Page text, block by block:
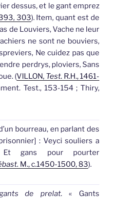
dessus, et le gantemprez
303). Item, quant est de
de Louviers, Vache ne leur
ne sont ne bouviers,
Ne cuidez pas que
perdrys, ploviers, Sans
(VILLON, Test. R.H., 1461-
Test., 153-154 ; Thiry,
bourreau, en parlant des
: Veyci souliers a
Etgans pour pourter
M., c.1450-1500, 83).
de prelat. « Gants